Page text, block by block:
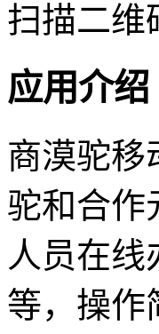
扫描二维
应用介绍
商漠驼移
驼和合作
人员在
等，操作